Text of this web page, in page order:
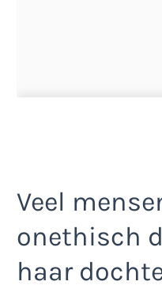
Veel
onethisch
haar